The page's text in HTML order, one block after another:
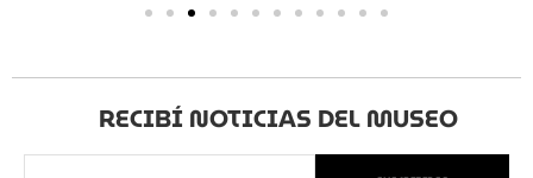
RECIBÍ NOTICIAS DEL MUSEO